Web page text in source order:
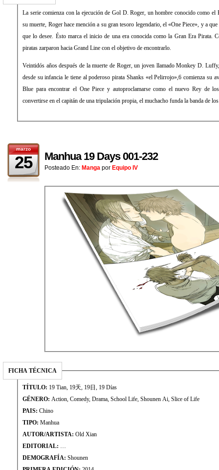
La serie comienza con la ejecución de Gol D. Roger, un hombre conocido como el
su muerte, Roger hace mención a su gran tesoro legendario, el «One Piece», y a
que lo desee. Ésto marca el inicio de una era conocida como la Gran Era Pirata.
piratas zarparon hacia Grand Line con el objetivo de encontrarlo.
Veintidós años después de la muerte de Roger, un joven llamado Monkey D.
desde su infancia le tiene al poderoso pirata Shanks «el Pelirrojo»,6 comienza su
Blue para encontrar el One Piece y autoproclamarse como el nuevo Rey de
convertirse en el capitán de una tripulación propia, el muchacho funda la banda de
marzo
25 Manhua 19 Days 001-232
Posteado En: Manga por Equipo IV
FICHA TÉCNICA
TÍTULO: 19 Tian, 19天, 19日, 19 Días
GÉNERO: Action, Comedy, Drama, School Life, Shounen Ai, Slice of Life
PAIS: Chino
TIPO: Manhua
AUTOR/ARTISTA: Old Xian
EDITORIAL: …
DEMOGRAFÍA: Shounen